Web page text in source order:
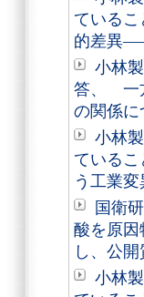
ている
的差異
小林
答、 一
の関係に
小林
ている
う工業
国衛
酸を原
し、公
小林